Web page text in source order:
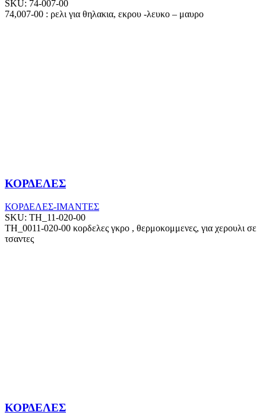
SKU: 74-007-00
74,007-00 : ρελι για θηλακια, εκρου -λευκο – μαυρο
ΚΟΡΔΕΛΕΣ
ΚΟΡΔΕΛΕΣ-ΙΜΑΝΤΕΣ
SKU: TH_11-020-00
ΤΗ_0011-020-00 κορδελες γκρο , θερμοκομμενες, για χερουλι σε
τσαντες
ΚΟΡΔΕΛΕΣ